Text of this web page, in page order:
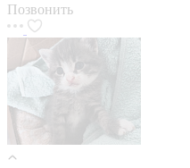
Позвонить